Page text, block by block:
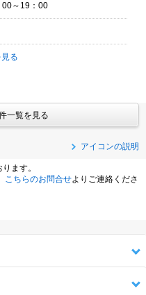
00～19：00
る
一覧を見る
アイコンの説明
ます。
こちらのお問合せよりご連絡くださ